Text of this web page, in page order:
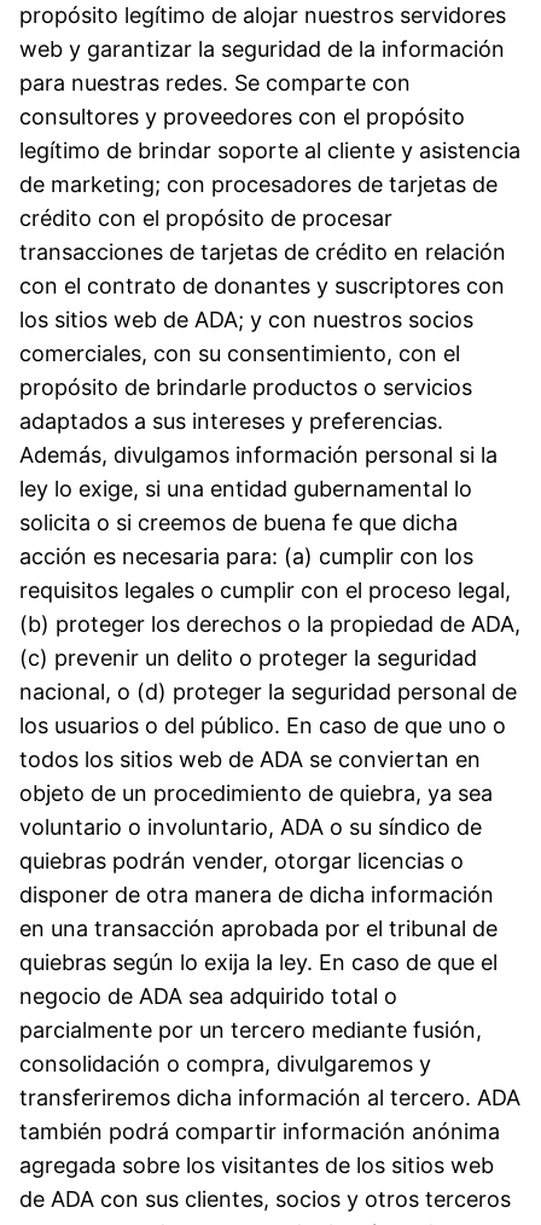
propósito legítimo de alojar nuestros servidores
web y garantizar la seguridad de la información
para nuestras redes. Se comparte con
consultores y proveedores con el propósito
legítimo de brindar soporte al cliente y asistencia
de marketing; con procesadores de tarjetas de
crédito con el propósito de procesar
transacciones de tarjetas de crédito en relación
con el contrato de donantes y suscriptores con
los sitios web de ADA; y con nuestros socios
comerciales, con su consentimiento, con el
propósito de brindarle productos o servicios
adaptados a sus intereses y preferencias.
Además, divulgamos información personal si la
ley lo exige, si una entidad gubernamental lo
solicita o si creemos de buena fe que dicha
acción es necesaria para: (a) cumplir con los
requisitos legales o cumplir con el proceso legal,
(b) proteger los derechos o la propiedad de ADA,
(c) prevenir un delito o proteger la seguridad
nacional, o (d) proteger la seguridad personal de
los usuarios o del público. En caso de que uno o
todos los sitios web de ADA se conviertan en
objeto de un procedimiento de quiebra, ya sea
voluntario o involuntario, ADA o su síndico de
quiebras podrán vender, otorgar licencias o
disponer de otra manera de dicha información
en una transacción aprobada por el tribunal de
quiebras según lo exija la ley. En caso de que el
negocio de ADA sea adquirido total o
parcialmente por un tercero mediante fusión,
consolidación o compra, divulgaremos y
transferiremos dicha información al tercero. ADA
también podrá compartir información anónima
agregada sobre los visitantes de los sitios web
de ADA con sus clientes, socios y otros terceros